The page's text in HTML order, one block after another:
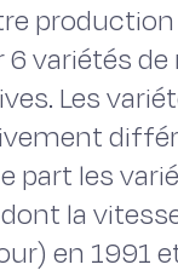
variétés de
Les
part les
la
en 1991